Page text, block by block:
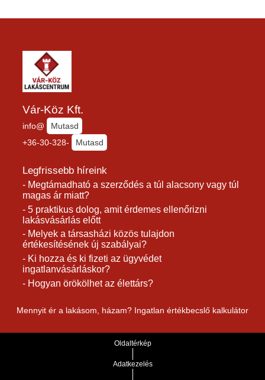
Vár-Köz Kft.
info@
Mutasd
+36-30-328-
Mutasd
Legfrissebb híreink
- Megtámadható a szerződés a túl alacsony vagy túl
magas ár miatt?
- 5 praktikus dolog, amit érdemes ellenőrizni
lakásvásárlás előtt
- Melyek a társasházi közös tulajdon
értékesítésének új szabályai?
- Ki hozza és ki fizeti az ügyvédet
ingatlanvásárláskor?
- Hogyan örökölhet az élettárs?
Mennyit ér a lakásom, házam? Ingatlan értékbecslő kalkulátor
Oldaltérkép
Adatkezelés